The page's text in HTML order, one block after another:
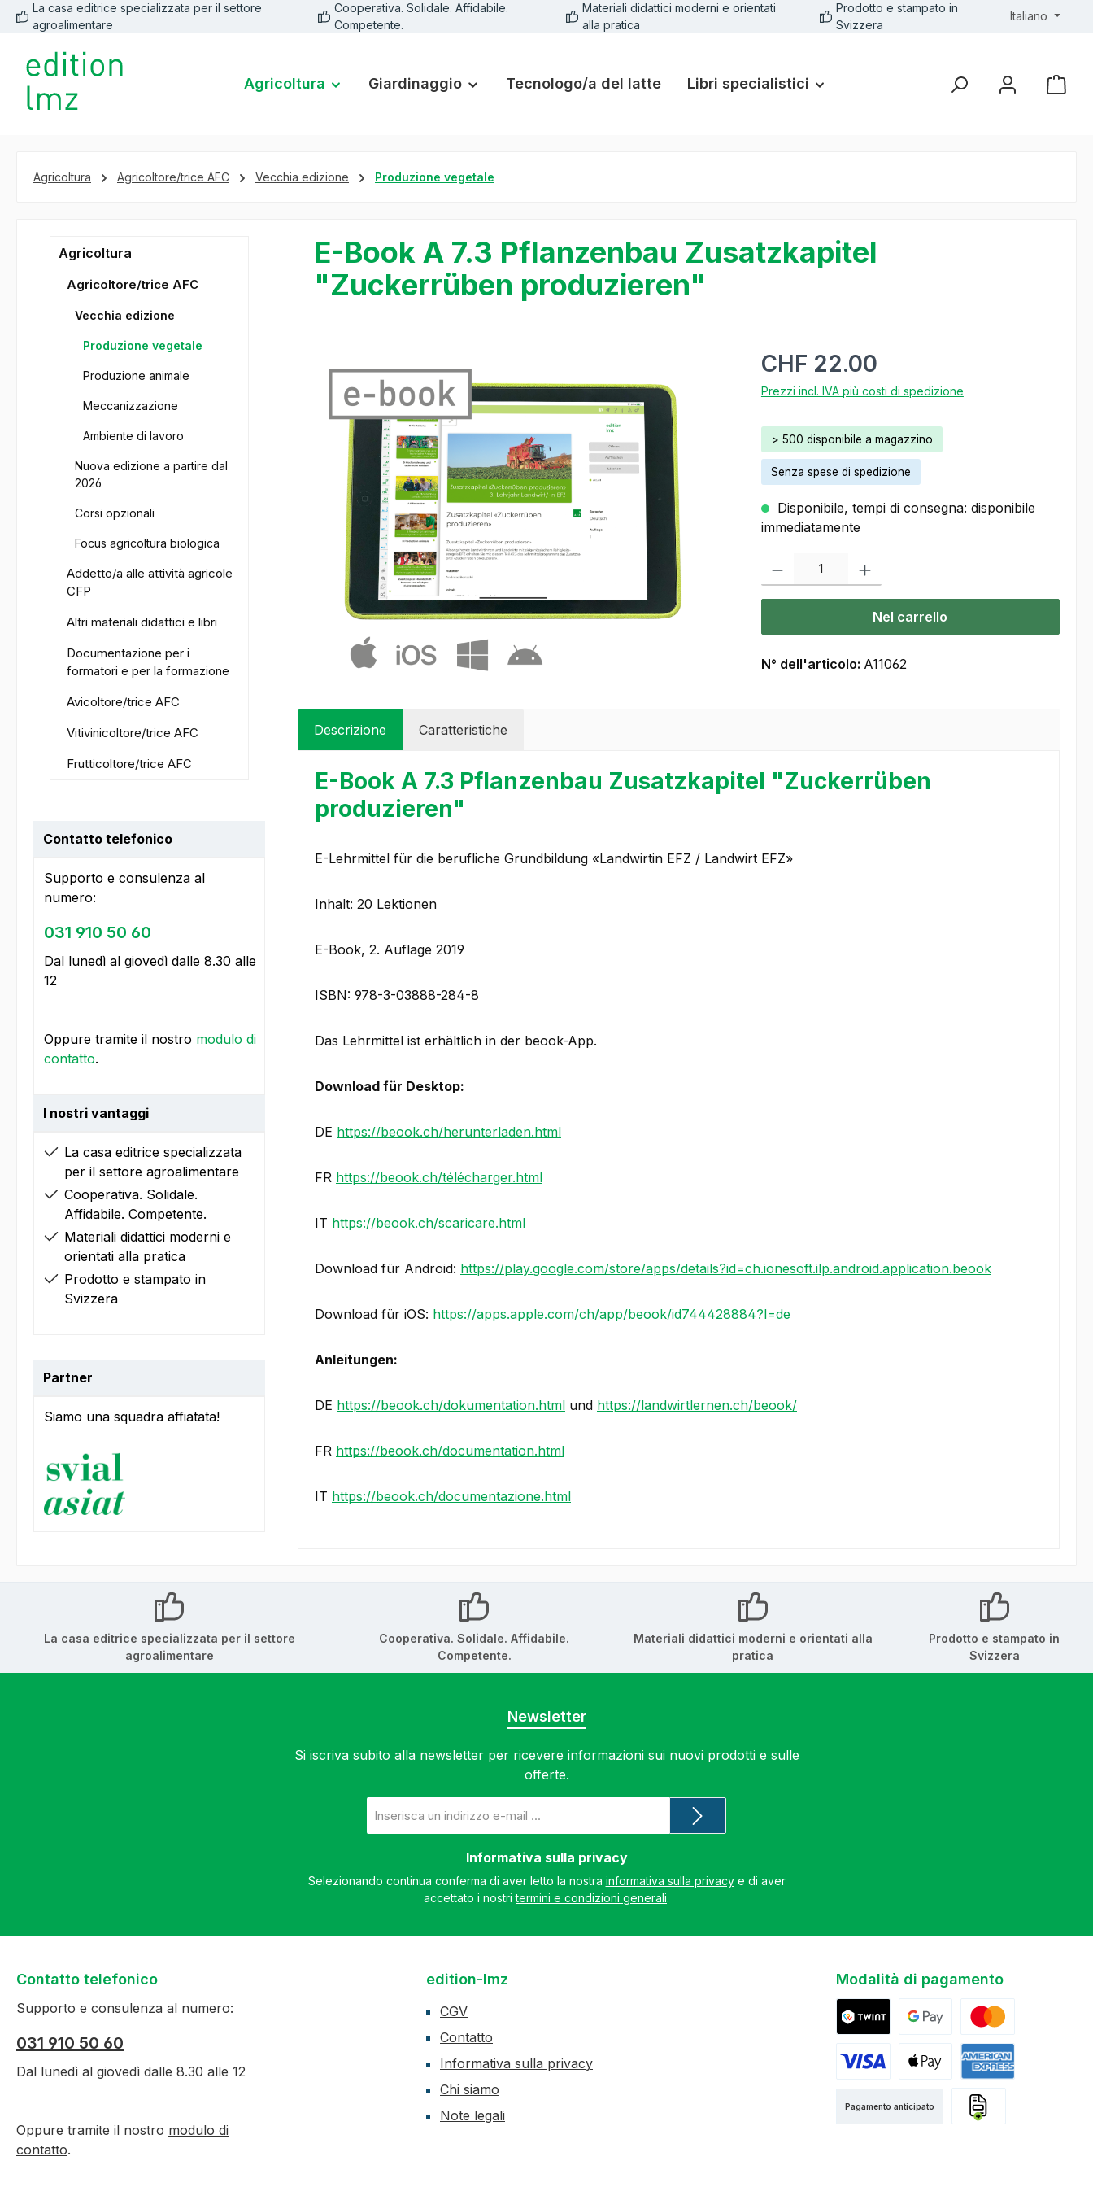
Passa alla navigazione principale
La casa editrice specializzata per il settore
agroalimentare
Cooperativa. Solidale. Affidabile.
Competente.
Materiali didattici moderni e orientati
alla pratica
Prodotto e stampato in
Svizzera
Italiano
Agricoltura Giardinaggio Tecnologo/a del latte Libri specialistici
Agricoltura Agricoltore/trice AFC Vecchia edizione Produzione vegetale
Agricoltura
Agricoltore/trice AFC
Vecchia edizione
Produzione vegetale
Produzione animale
Meccanizzazione
Ambiente di lavoro
Nuova edizione a partire dal
2026
Corsi opzionali
Focus agricoltura biologica
Addetto/a alle attività agricole
CFP
Altri materiali didattici e libri
Documentazione per i
formatori e per la formazione
Avicoltore/trice AFC
Vitivinicoltore/trice AFC
Frutticoltore/trice AFC
Contatto telefonico
Supporto e consulenza al
numero:
031 910 50 60
Dal lunedì al giovedì dalle 8.30 alle
12
Oppure tramite il nostro modulo di
contatto.
I nostri vantaggi
La casa editrice specializzata
per il settore agroalimentare
Cooperativa. Solidale.
Affidabile. Competente.
Materiali didattici moderni e
orientati alla pratica
Prodotto e stampato in
Svizzera
Partner
Siamo una squadra affiatata!
E-Book A 7.3 Pflanzenbau Zusatzkapitel
"Zuckerrüben produzieren"
CHF 22.00
Prezzi incl. IVA più costi di spedizione
> 500 disponibile a magazzino
Senza spese di spedizione
Disponibile, tempi di consegna: disponibile
immediatamente
Nel carrello
N° dell'articolo: A11062
Descrizione Caratteristiche
E-Book A 7.3 Pflanzenbau Zusatzkapitel "Zuckerrüben
produzieren"
E-Lehrmittel für die berufliche Grundbildung «Landwirtin EFZ / Landwirt EFZ»
Inhalt: 20 Lektionen
E-Book, 2. Auflage 2019
ISBN: 978-3-03888-284-8
Das Lehrmittel ist erhältlich in der beook-App.
Download für Desktop:
DE https://beook.ch/herunterladen.html
FR https://beook.ch/télécharger.html
IT https://beook.ch/scaricare.html
Download für Android: https://play.google.com/store/apps/details?id=ch.ionesoft.ilp.android.application.beook
Download für iOS: https://apps.apple.com/ch/app/beook/id744428884?l=de
Anleitungen:
DE https://beook.ch/dokumentation.html und https://landwirtlernen.ch/beook/
FR https://beook.ch/documentation.html
IT https://beook.ch/documentazione.html
La casa editrice specializzata per il settore
agroalimentare
Cooperativa. Solidale. Affidabile.
Competente.
Materiali didattici moderni e orientati alla
pratica
Prodotto e stampato in
Svizzera
Newsletter
Si iscriva subito alla newsletter per ricevere informazioni sui nuovi prodotti e sulle
offerte.
e-
mail
Informativa sulla privacy
Selezionando continua conferma di aver letto la nostra informativa sulla privacye di aver
accettato i nostritermini e condizioni generali.
Contatto telefonico
Supporto e consulenza al numero:
031 910 50 60
Dal lunedì al giovedì dalle 8.30 alle 12
Oppure tramite il nostro modulo di
contatto.
edition-lmz
CGV
Contatto
Informativa sulla privacy
Chi siamo
Note legali
Modalità di pagamento
Google PayMastercard
Pagamento anticipato